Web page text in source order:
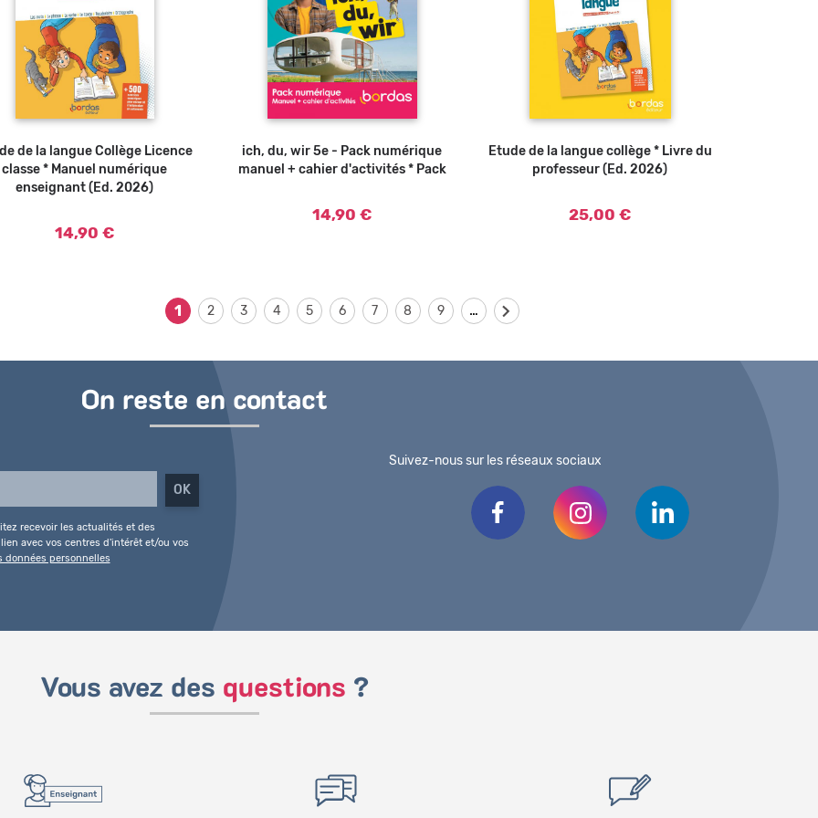
de la langue Collège Licence
classe * Manuel numérique
enseignant (Ed. 2026)
14,90 €
ich, du, wir 5e - Pack numérique
manuel + cahier d'activités * Pack
14,90 €
Ajouter au panier
Etude de la langue collège * Livre du
professeur (Ed. 2026)
25,00 €
1 2 3 4 5 6 7 8 9 …
On reste en contact
recevoir les actualités et des
avec vos centres d'intérêt et/ou vos
données personnelles
Suivez-nous sur les réseaux sociaux
Vous avez des questions ?